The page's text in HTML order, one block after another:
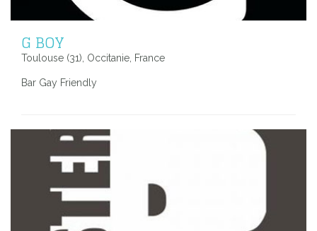
G BOY
Toulouse (31), Occitanie, France
Bar Gay Friendly